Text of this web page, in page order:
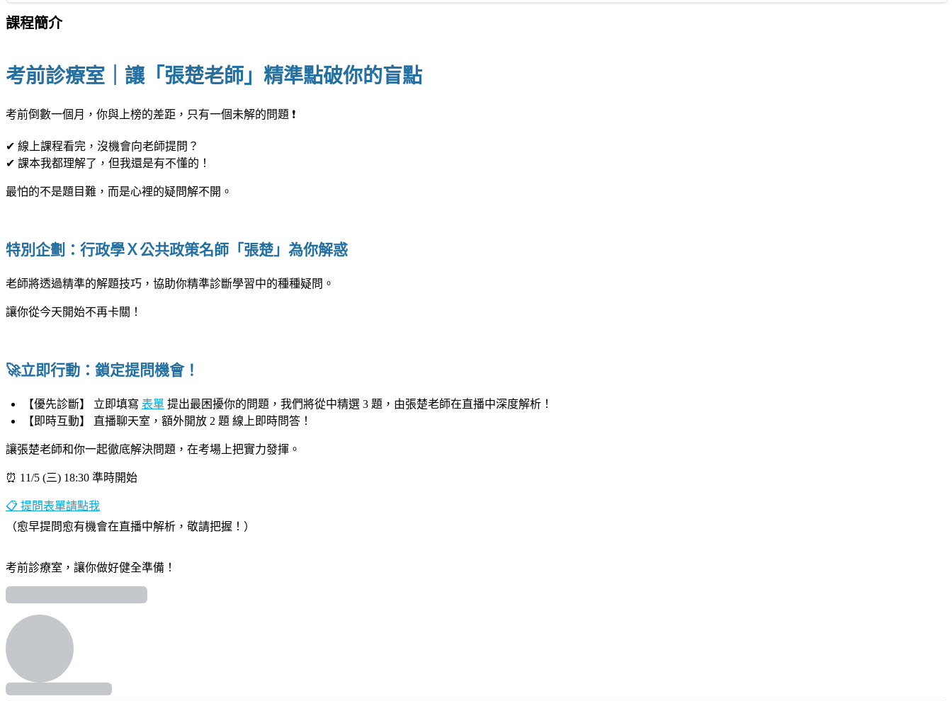
課程簡介
考前診療室｜讓「張楚老師」精準點破你的盲點
考前倒數一個月，你與上榜的差距，只有一個未解的問題 ❗
✔ 線上課程看完，沒機會向老師提問？
✔ 課本我都理解了，但我還是有不懂的！
最怕的不是題目難，而是心裡的疑問解不開。
特別企劃： 行政學Ｘ公共政策名師「張楚」為你解惑
老師將透過精準的解題技巧，協助你精準診斷學習中的種種疑問。
讓你從今天開始不再卡關！
🚀立即行動：鎖定提問機會！
【優先診斷】 立即填寫 表單 提出最困擾你的問題，我們將從中精選 3 題，由張楚老師在直播中深度解析！
【即時互動】 直播聊天室，額外開放 2 題 線上即時問答！
讓張楚老師和你一起徹底解決問題，在考場上把實力發揮。
⏰ 11/5 (三) 18:30 準時開始
📋 提問表單請點我
（愈早提問愈有機會在直播中解析，敬請把握！）
考前診療室，讓你做好健全準備！